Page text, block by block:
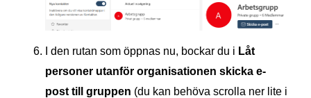
I den rutan som öppnas nu, bockar du i Låt
personer utanför organisationen skicka e-
post till gruppen (du kan behöva scrolla ner lite i